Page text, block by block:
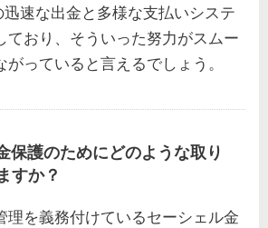
速な出金と多様な支払いシステ
ており、そういった努力がスムー
っていると言えるでしょう。
保護のためにどのような取り
すか？
理を義務付けているセーシェル金